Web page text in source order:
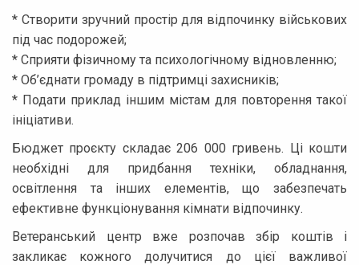
* Створити зручний простір для відпочинку військових
під час подорожей;
* Сприяти фізичному та психологічному відновленню;
* Об’єднати громаду в підтримці захисників;
* Подати приклад іншим містам для повторення такої
ініціативи.
Бюджет проєкту складає 206 000 гривень. Ці кошти
необхідні для придбання техніки, обладнання,
освітлення та інших елементів, що забезпечать
ефективне функціонування кімнати відпочинку.
Ветеранський центр вже розпочав збір коштів і
закликає кожного долучитися до цієї важливої